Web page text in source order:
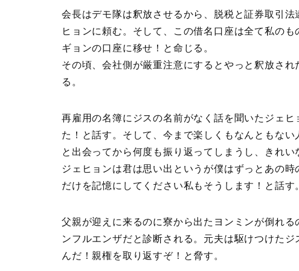
会長はデモ隊は釈放させるから、脱税と証券取引
ヒョンに頼む。そして、この借名口座は全て私の
ギョンの口座に移せ！と命じる。
その頃、会社側が厳重注意にするとやっと釈放さ
る。
再雇用の名簿にジスの名前がなく話を聞いたジェ
た！と話す。そして、今まで楽しくもなんともな
と出会ってから何度も振り返ってしまうし、きれ
ジェヒョンは君は思い出というが僕はずっとあの
だけを記憶にしてください私もそうします！と話す
父親が迎えに来るのに寮から出たヨンミンが倒れ
ンフルエンザだと診断される。元夫は駆けつけた
んだ！親権を取り返すぞ！と脅す。